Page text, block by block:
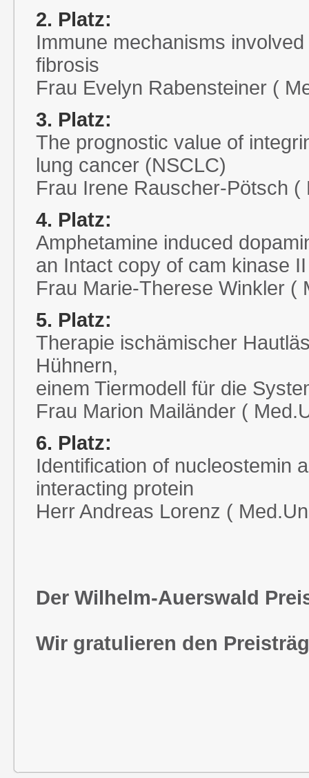
2. Platz:
Immune mechanisms
fibrosis
Frau Evelyn Rabensteiner (
3. Platz:
The prognostic value of
lung cancer (NSCLC)
Frau Irene Rauscher-Pötsch (
4. Platz:
Amphetamine induced
an Intact copy of cam kinase II
Frau Marie-Therese Winkler (
5. Platz:
Therapie ischämischer
Hühnern,
einem Tiermodell für die
Frau Marion Mailänder (
6. Platz:
Identification of nucleostemin
interacting protein
Herr Andreas Lorenz (
Der Wilhelm-Auerswald
Wir gratulieren den